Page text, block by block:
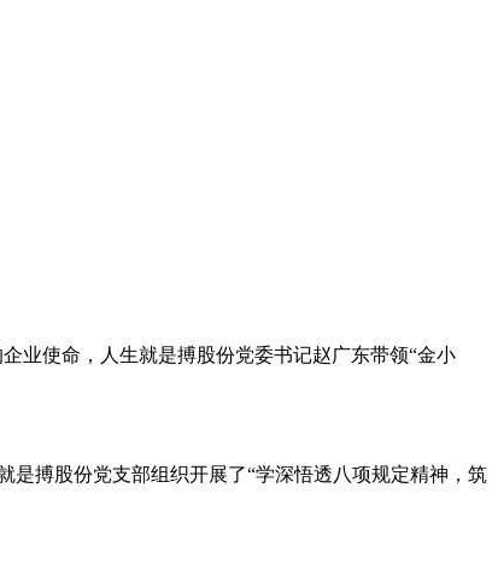
业使命，人生就是搏股份党委书记赵广东带领“金小
是搏股份党支部组织开展了“学深悟透八项规定精神，筑